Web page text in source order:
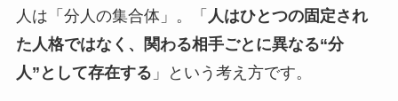
人は「分人の集合体」。「 人はひとつの固定され
た人格ではなく、関わる相手ごとに異なる“分
人”として存在する 」という考え方です。